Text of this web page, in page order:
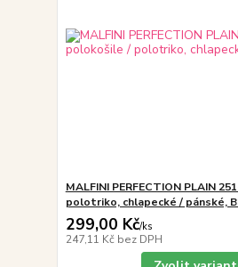
MALFINI PERFECTION PLAIN
polotriko, chlapecké / pánské,
299,00 Kč/ks
247,11 Kč bez DPH